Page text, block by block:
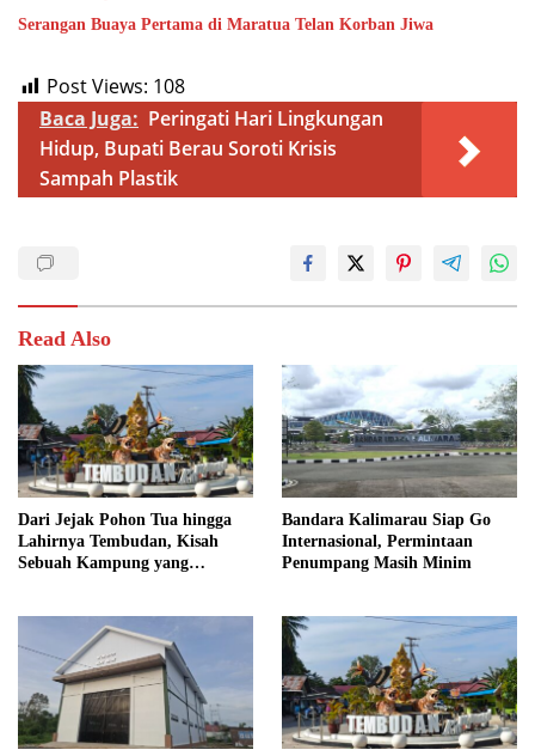
Serangan Buaya Pertama di Maratua Telan Korban Jiwa
Post Views: 108
Baca Juga: Peringati Hari Lingkungan
Hidup, Bupati Berau Soroti Krisis
Sampah Plastik
Read Also
Dari Jejak Pohon Tua hingga
Lahirnya Tembudan, Kisah
Sebuah Kampung yang
Bandara Kalimarau Siap Go
Internasional, Permintaan
Penumpang Masih Minim